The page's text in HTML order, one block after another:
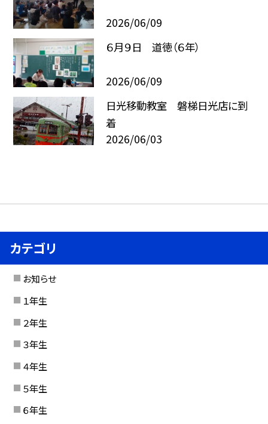
2026/06/09
６月９日 道徳（６年）
2026/06/09
日光移動教室 磐梯日光店に到
着
2026/06/03
カテゴリ
お知らせ
１年生
２年生
３年生
４年生
５年生
６年生